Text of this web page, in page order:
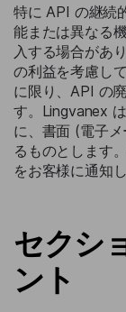
特に API の継続
能または異なる
入する場合があ
の利益を考慮し
に限り、API の
す。Lingvanex
に、書面 (電子
るものとします
をお客様に通知し
セクシ
ント